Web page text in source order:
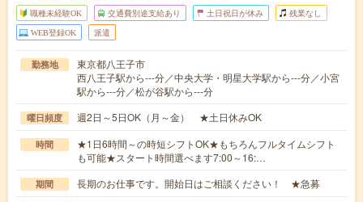
職種未経験OK 交通費別途支給あり 土日祝日が休み 残業なし
WEB登録OK 派遣
勤務地
東京都八王子市
西八王子駅から---分／中央大学・明星大学駅から---分／小宮
駅から---分／松が谷駅から---分
曜日頻度 週2日～5日OK（月～金） ★土日休みOK
時間
★1日6時間～の時短シフトOK★もちろんフルタイムシフト
も可能★スタート時間選べます7:00～16:…
期間 長期のお仕事です。開始日はご相談ください！ ★急募